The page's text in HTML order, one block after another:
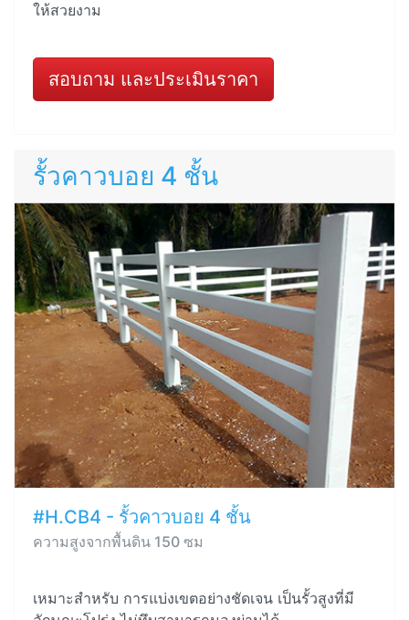
ให้สวยงาม
สอบถาม และประเมินราคา
รั้วคาวบอย 4 ชั้น
#H.CB4 - รั้วคาวบอย 4 ชั้น
ความสูงจากพื้นดิน 150 ซม
เหมาะสำหรับ การแบ่งเขตอย่างชัดเจน เป็นรั้วสูงที่มี